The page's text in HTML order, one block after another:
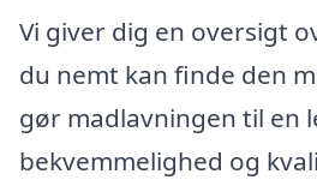
Vi giver dig en oversigt
du nemt kan finde den
gør madlavningen til en
bekvemmelighed og